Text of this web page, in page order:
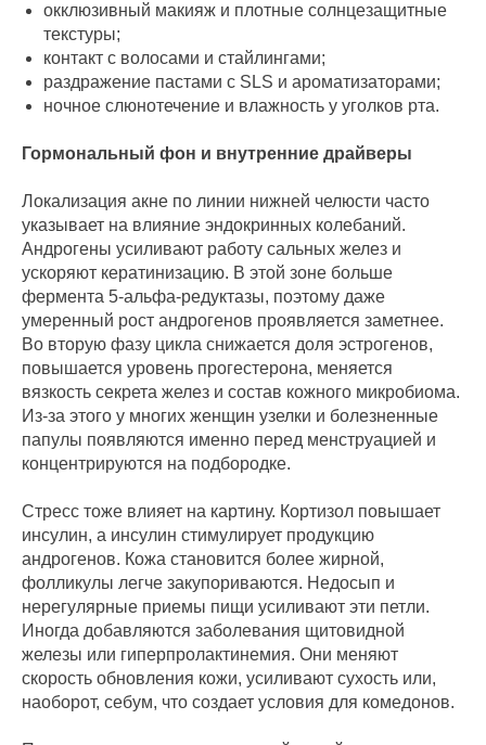
окклюзивный макияж и плотные солнцезащитные
текстуры;
контакт с волосами и стайлингами;
раздражение пастами с SLS и ароматизаторами;
ночное слюнотечение и влажность у уголков рта.
Гормональный фон и внутренние драйверы
Локализация акне по линии нижней челюсти часто
указывает на влияние эндокринных колебаний.
Андрогены усиливают работу сальных желез и
ускоряют кератинизацию. В этой зоне больше
фермента 5-альфа-редуктазы, поэтому даже
умеренный рост андрогенов проявляется заметнее.
Во вторую фазу цикла снижается доля эстрогенов,
повышается уровень прогестерона, меняется
вязкость секрета желез и состав кожного микробиома.
Из-за этого у многих женщин узелки и болезненные
папулы появляются именно перед менструацией и
концентрируются на подбородке.
Стресс тоже влияет на картину. Кортизол повышает
инсулин, а инсулин стимулирует продукцию
андрогенов. Кожа становится более жирной,
фолликулы легче закупориваются. Недосып и
нерегулярные приемы пищи усиливают эти петли.
Иногда добавляются заболевания щитовидной
железы или гиперпролактинемия. Они меняют
скорость обновления кожи, усиливают сухость или,
наоборот, себум, что создает условия для комедонов.